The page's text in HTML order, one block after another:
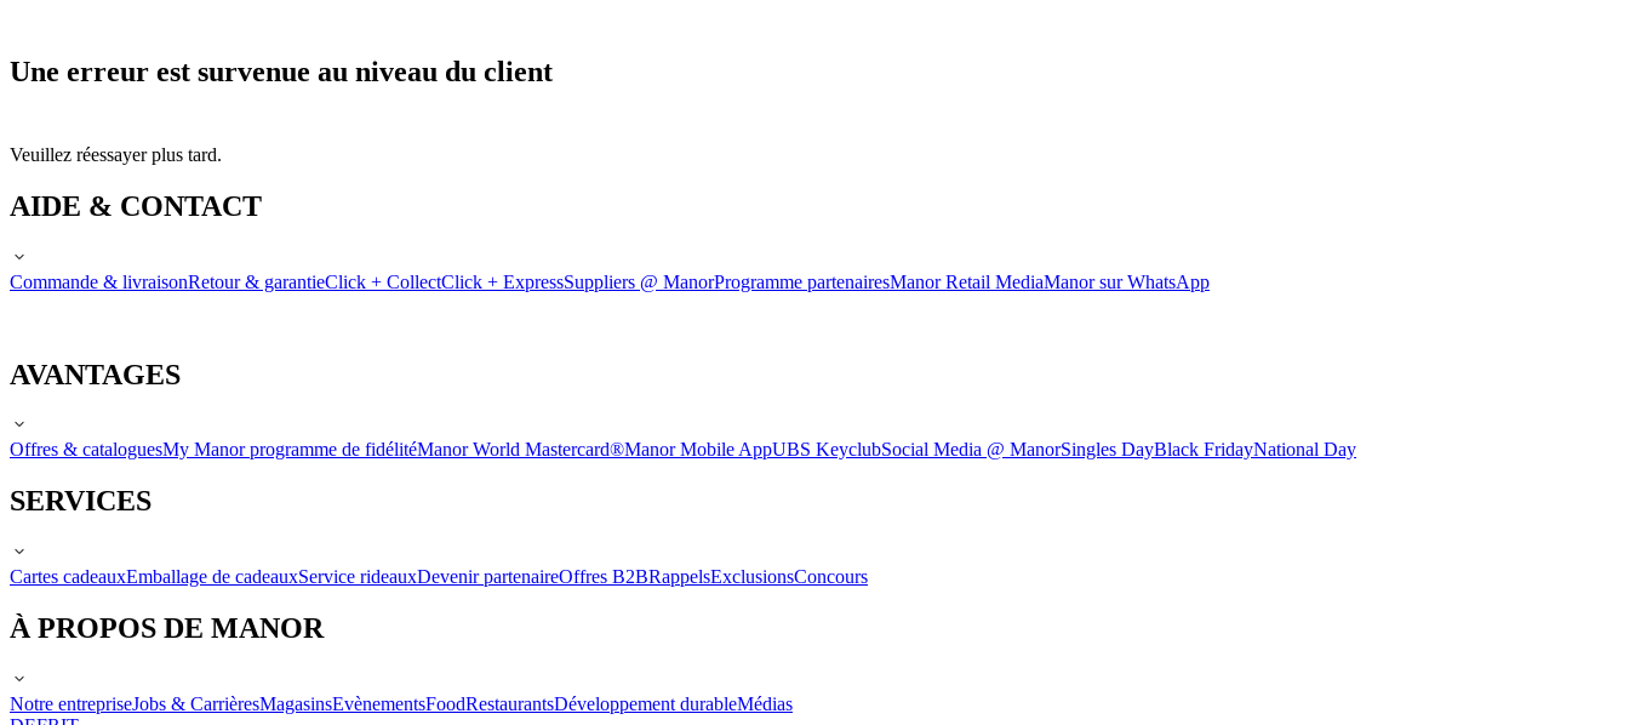
Une erreur est survenue au niveau du client
Veuillez réessayer plus tard.
AIDE & CONTACT
Commande & livraisonRetour & garantieClick + CollectClick + ExpressSuppliers @ ManorProgramme partenairesManor Retail MediaManor sur WhatsApp
AVANTAGES
Offres & cataloguesMy Manor programme de fidélitéManor World Mastercard®Manor Mobile AppUBS KeyclubSocial Media @ ManorSingles DayBlack FridayNational Day
SERVICES
Cartes cadeauxEmballage de cadeauxService rideauxDevenir partenaireOffres B2BRappelsExclusionsConcours
À PROPOS DE MANOR
Notre entrepriseJobs & CarrièresMagasinsEvènementsFoodRestaurantsDéveloppement durableMédias